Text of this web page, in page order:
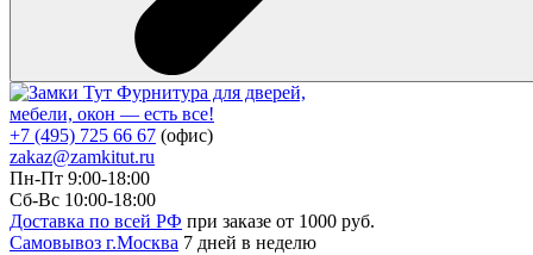
Фурнитура для дверей,
мебели, окон — есть все!
+7 (495) 725 66 67 (офис)
zakaz@zamkitut.ru
Пн-Пт 9:00-18:00
Сб-Вс 10:00-18:00
Доставка по всей РФ при заказе от 1000 руб.
Самовывоз г.Москва 7 дней в неделю